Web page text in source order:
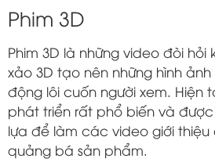
Phim 3D
Phim 3D là những video đòi
xảo 3D tạo nên những hình
động lôi cuốn người xem. Hiện
phát triển rất phổ biến và
lựa để làm các video giới thiệu
quảng bá sản phẩm.